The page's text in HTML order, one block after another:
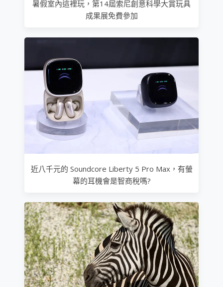
暑假室內這裡玩，第14屆索尼創意科學大賞玩具
成果展免費參加
近八千元的 Soundcore Liberty 5 Pro Max，有螢
幕的耳機會是智商稅嗎?